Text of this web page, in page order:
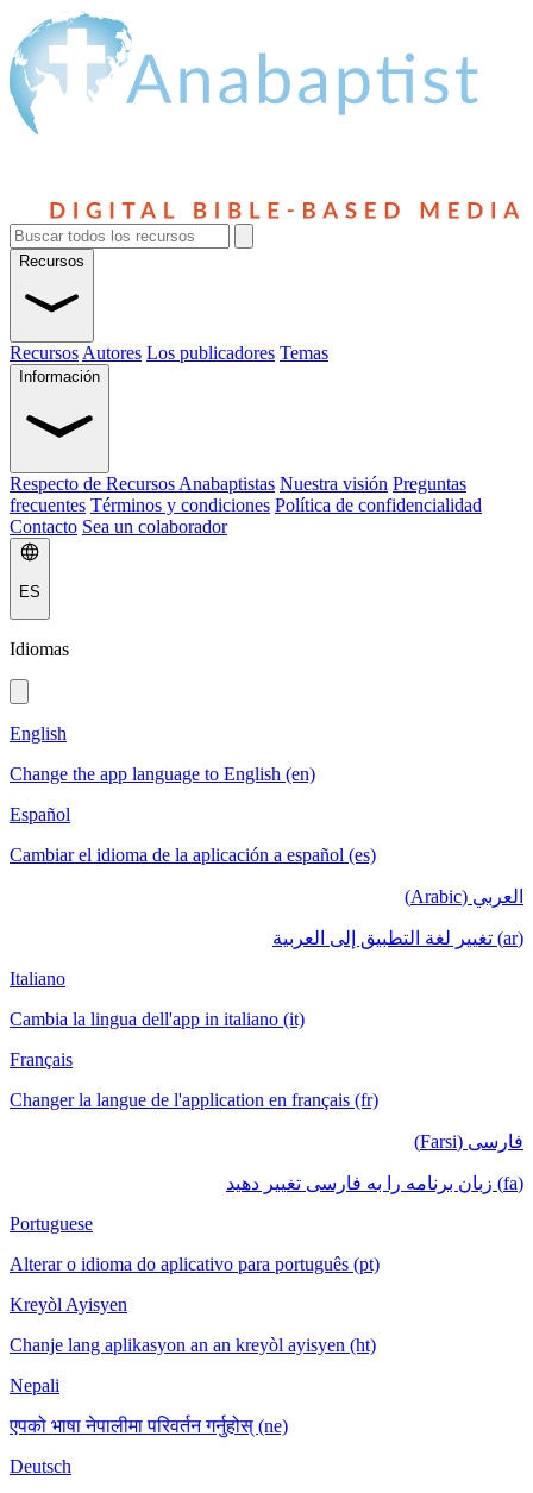
Recursos
Recursos Autores Los publicadores Temas
Información
Respecto de Recursos Anabaptistas Nuestra visión Preguntas
frecuentes Términos y condiciones Política de confidencialidad
Contacto Sea un colaborador
ES
Idiomas
English
Change the app language to English (en)
Español
Cambiar el idioma de la aplicación a español (es)
العربي (Arabic)
(ar) تغيير لغة التطبيق إلى العربية
Italiano
Cambia la lingua dell'app in italiano (it)
Français
Changer la langue de l'application en français (fr)
فارسی (Farsi)
(fa) زبان برنامه را به فارسی تغییر دهید
Portuguese
Alterar o idioma do aplicativo para português (pt)
Kreyòl Ayisyen
Chanje lang aplikasyon an an kreyòl ayisyen (ht)
Nepali
एपको भाषा नेपालीमा परिवर्तन गर्नुहोस् (ne)
Deutsch